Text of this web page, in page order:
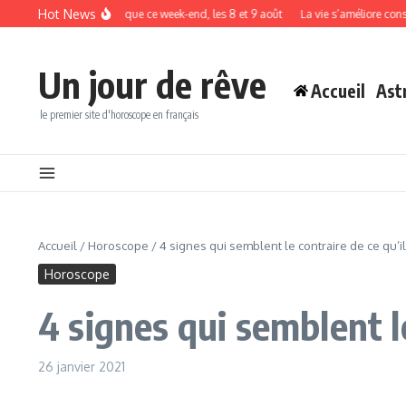
Aller au contenu
Hot News
signe du zodiaque ce week-end, les 8 et 9 août La vie s’améliore
Un jour de rêve
le premier site d'horoscope en français
Accueil
Accueil / Horoscope /4 signes qui semblent le contraire de ce
Horoscope
4 signes qui semblent
26 janvier 2021